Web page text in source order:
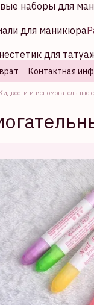
наборы для
для маникюра
для
Контактная
и вспомогательные